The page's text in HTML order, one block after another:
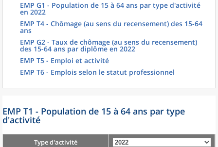
EMP G1 - Population de 15 à 64 ans par type d'activité
en 2022
EMP T4 - Chômage (au sens du recensement) des 15-64
ans
EMP G2 - Taux de chômage (au sens du recensement)
des 15-64 ans par diplôme en 2022
EMP T5 - Emploi et activité
EMP T6 - Emplois selon le statut professionnel
EMP T1 - Population de 15 à 64 ans par type
d'activité
Type d'activité